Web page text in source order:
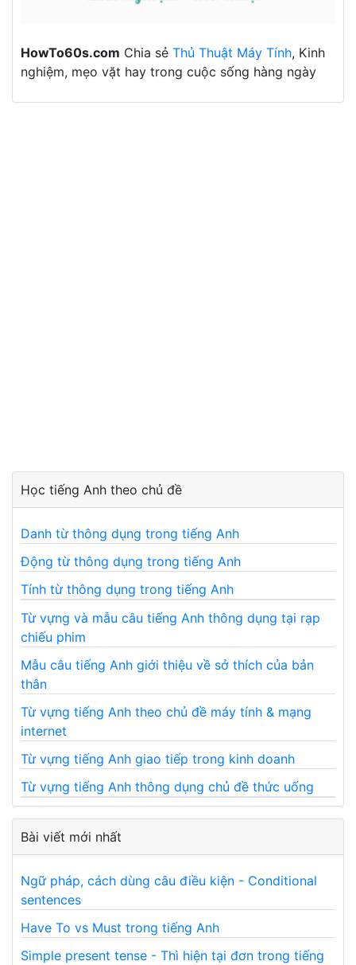
HowTo60s.com Chia sẻ Thủ Thuật Máy Tính, Kinh
nghiệm, mẹo vặt hay trong cuộc sống hàng ngày
Học tiếng Anh theo chủ đề
Danh từ thông dụng trong tiếng Anh
Động từ thông dụng trong tiếng Anh
Tính từ thông dụng trong tiếng Anh
Từ vựng và mẫu câu tiếng Anh thông dụng tại rạp
chiếu phim
Mẫu câu tiếng Anh giới thiệu về sở thích của bản
thân
Từ vựng tiếng Anh theo chủ đề máy tính & mạng
internet
Từ vựng tiếng Anh giao tiếp trong kinh doanh
Từ vựng tiếng Anh thông dụng chủ đề thức uống
Bài viết mới nhất
Ngữ pháp, cách dùng câu điều kiện - Conditional
sentences
Have To vs Must trong tiếng Anh
Simple present tense - Thì hiện tại đơn trong tiếng